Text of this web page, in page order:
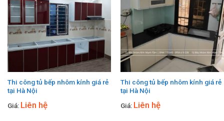
Thi công tủ bếp nhôm kính giá rẻ
tại Hà Nội
Giá: Liên hệ
Thi công tủ bếp nhôm kính giá rẻ
tại Hà Nội
Giá: Liên hệ